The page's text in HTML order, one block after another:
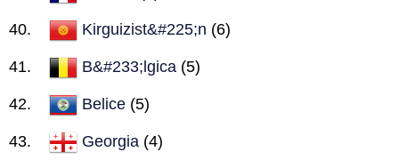
Kirguizist&#225;n (6)
B&#233;lgica (5)
Belice (5)
Georgia (4)